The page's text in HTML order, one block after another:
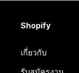
Shopify
เกี่ยวกับ